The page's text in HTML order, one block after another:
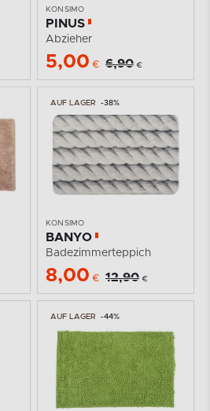
KONSIMO
PINUS
Abzieher
5,00 € 6,90 €
AUF LAGER -38%
KONSIMO
BANYO
Badezimmerteppich
8,00 € 12,90 €
AUF LAGER -44%